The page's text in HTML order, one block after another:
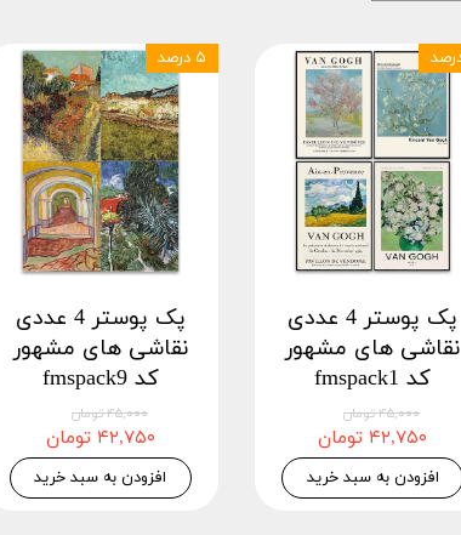
پک پوستر 4 عددی
نقاشی های مشهور
کد fmspack1
۴۵,۰۰۰ تومان
۴۲,۷۵۰ تومان
افزودن به سبد خرید
پک پوستر 4 عددی
نقاشی های مشهور
کد fmspack9
۴۵,۰۰۰ تومان
۴۲,۷۵۰ تومان
افزودن به سبد خرید
۵ درصد